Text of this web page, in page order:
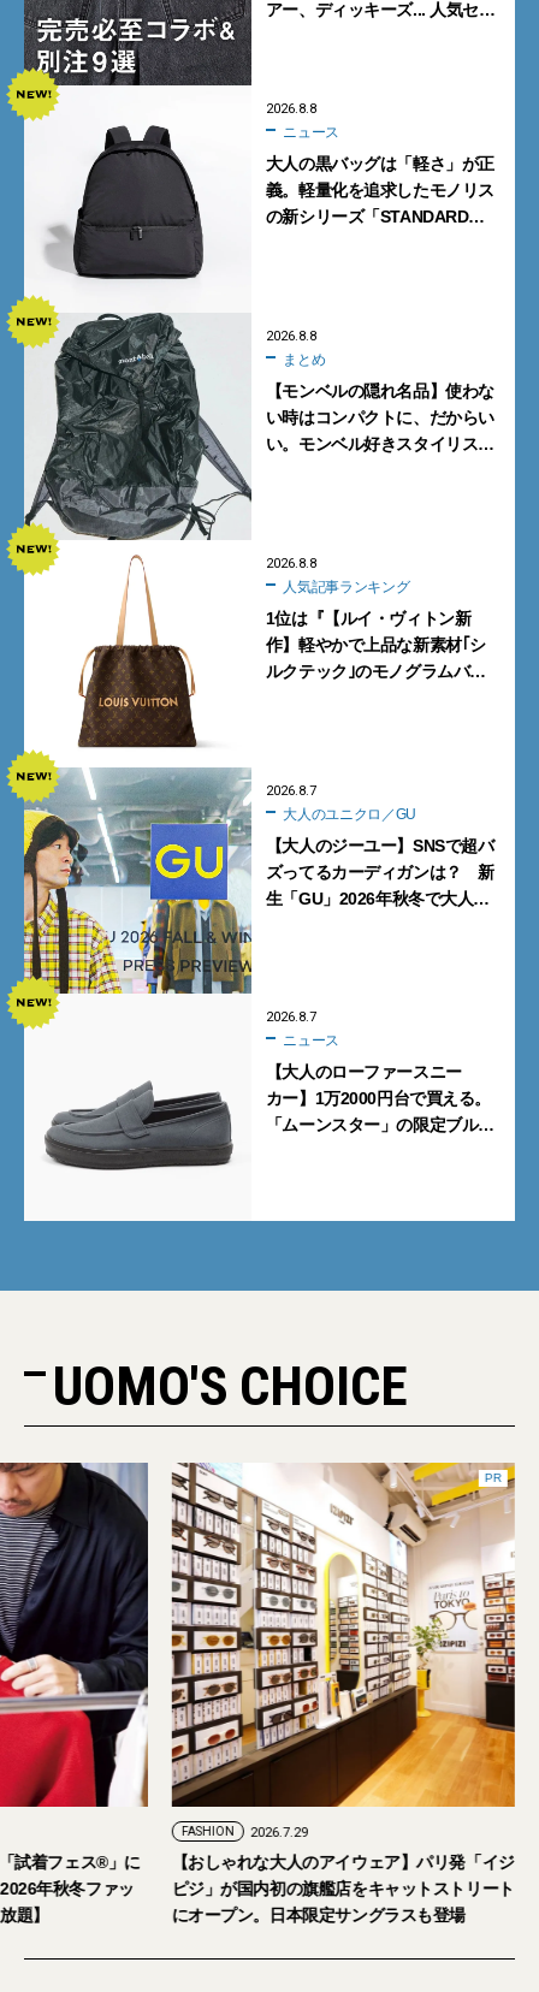
アー、ディッキーズ... 人気セレ
2026.8.8
ニュース
大人の黒バッグは「軽さ」が正
義。軽量化を追求したモノリス
の新シリーズ「STANDARD
2026.8.8
まとめ
【モンベルの隠れ名品】使わな
い時はコンパクトに、だからい
い。モンベル好きスタイリスト
2026.8.8
人気記事ランキング
1位は『【ルイ・ヴィトン新
作】軽やかで上品な新素材｢シ
ルクテック｣のモノグラムバッ
2026.8.7
大人のユニクロ／GU
【大人のジーユー】SNSで超バ
ズってるカーディガンは？ 新
生「GU」2026年秋冬で大人メ
2026.8.7
ニュース
【大人のローファースニー
カー】1万2000円台で買える。
「ムーンスター」の限定ブルー
UOMO'S CHOICE
試着フェス®︎」に
年秋冬ファッ
題】
PR
FASHION 2026.7.29
【おしゃれな大人のアイウェア】パリ発「イジ
ピジ」が国内初の旗艦店をキャットストリート
にオープン。日本限定サングラスも登場